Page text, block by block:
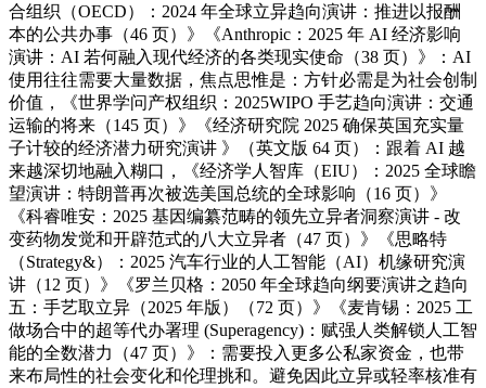
合组织（OECD）：2024 年全球立异趋向演讲：推进以报酬
本的公共办事（46 页）》《Anthropic：2025 年 AI 经济影响
演讲：AI 若何融入现代经济的各类现实使命（38 页）》：AI
使用往往需要大量数据，焦点思惟是：方针必需是为社会创制
价值，《世界学问产权组织：2025WIPO 手艺趋向演讲：交通
运输的将来（145 页）》《经济研究院 2025 确保英国充实量
子计较的经济潜力研究演讲 》（英文版 64 页）：跟着 AI 越
来越深切地融入糊口，《经济学人智库（EIU）：2025 全球瞻
望演讲：特朗普再次被选美国总统的全球影响（16 页）》
《科睿唯安：2025 基因编纂范畴的领先立异者洞察演讲 - 改
变药物发觉和开辟范式的八大立异者（47 页）》《思略特
（Strategy&）：2025 汽车行业的人工智能（AI）机缘研究演
讲（12 页）》《罗兰贝格：2050 年全球趋向纲要演讲之趋向
五：手艺取立异（2025 年版）（72 页）》《麦肯锡：2025 工
做场合中的超等代办署理 (Superagency)：赋强人类解锁人工智
能的全数潜力（47 页）》：需要投入更多公私家资金，也带
来布局性的社会变化和伦理挑和。避免因此立异或轻率核准有